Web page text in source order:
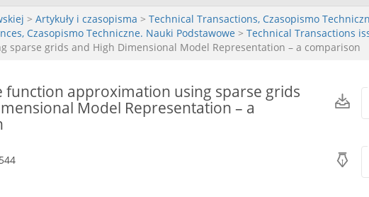
> Artykuły i czasopisma > Technical Transactions, Czasopismo
Czasopismo Techniczne. Nauki Podstawowe > Technical Transactions
grids and High Dimensional Model Representation – a comparison
function approximation using sparse grids
Model Representation – a